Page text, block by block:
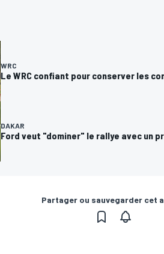
WRC
Le WRC confiant pour conserver les
DAKAR
Ford veut "dominer" le rallye avec un
Partager ou sauvegarder cet